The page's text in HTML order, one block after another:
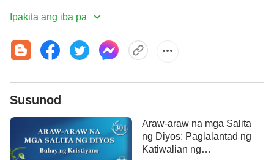
lahat ng Kanyang mga pagpapakasakit at
hindi para sa kapakanan ng Diyos Mismo. Walang
mga kalamangan o kahinaan o mga pabuya para sa
Diyos; hindi Siya gagapas ng anumang ani sa
hinaharap, kundi ng mga una nang pagkakautang
sa Kanya. Ang lahat ng Kanyang ginagawa at mga
ipinagpapakasakit para sa sangkatauhan ay hindi
upang makapagkamit Siya ng malalaking pabuya,
Ipakita ang iba pa
Susunod
Araw-araw na mga Salita
ng Diyos: Paglalantad ng
Katiwalian ng